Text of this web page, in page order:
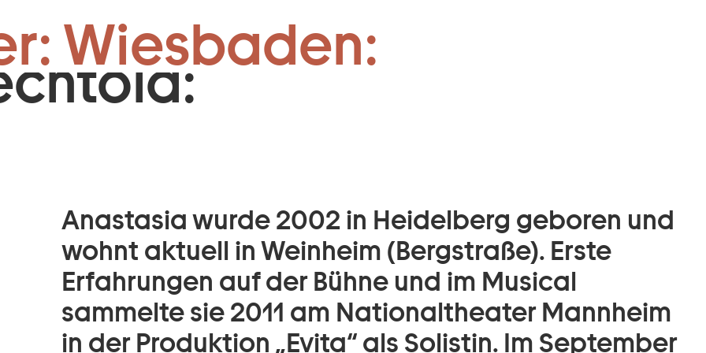
Zum Footer springen
Wiesbaden:
Anastasia wurde 2002 in Heidelberg geboren und
wohnt aktuell in Weinheim (Bergstraße). Erste
Erfahrungen auf der Bühne und im Musical
sammelte sie 2011 am Nationaltheater Mannheim
in der Produktion „Evita“ als Solistin. Im September